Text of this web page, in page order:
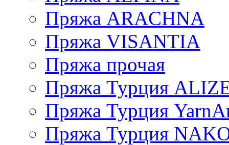
Пряжа ARACHNA
Пряжа VISANTIA
Пряжа прочая
Пряжа Турция
Пряжа Турция
Пряжа Турция